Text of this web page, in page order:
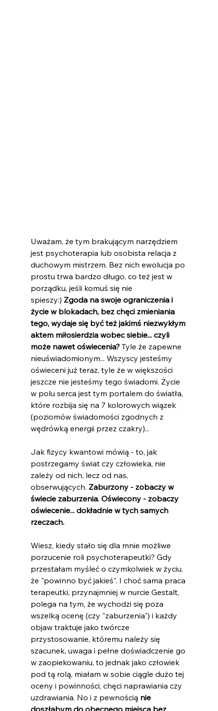
Uważam, że tym brakującym narzędziem
jest psychoterapia lub osobista relacja z
duchowym mistrzem. Bez nich ewolucja po
prostu trwa bardzo długo, co też jest w
porządku, jeśli komuś się nie
spieszy:) Zgoda na swoje ograniczenia i
życie w blokadach, bez chęci zmieniania
tego, wydaje się być też jakimś niezwykłym
aktem miłosierdzia wobec siebie... czyli
może nawet oświecenia? Tyle że zapewne
nieuświadomionym... Wszyscy jesteśmy
oświeceni już teraz, tyle że w większości
jeszcze nie jesteśmy tego świadomi. Życie
w polu serca jest tym portalem do światła,
które rozbija się na 7 kolorowych wiązek
(poziomów świadomości zgodnych z
wędrówką energii przez czakry)...
Jak fizycy kwantowi mówią - to, jak
postrzegamy świat czy człowieka, nie
zależy od nich, lecz od nas,
obserwujących. Zaburzony - zobaczy w
świecie zaburzenia. Oświecony - zobaczy
oświecenie... dokładnie w tych samych
rzeczach.
Wiesz, kiedy stało się dla mnie możliwe
porzucenie roli psychoterapeutki? Gdy
przestałam myśleć o czymkolwiek w życiu,
że "powinno być jakieś". I choć sama praca
terapeutki, przynajmniej w nurcie Gestalt,
polega na tym, że wychodzi się poza
wszelką ocenę (czy "zaburzenia") i każdy
objaw traktuje jako twórcze
przystosowanie, któremu należy się
szacunek, uwaga i pełne doświadczenie go
w zaopiekowaniu, to jednak jako człowiek
pod tą rolą, miałam w sobie ciągle dużo tej
oceny i powinności, chęci naprawiania czy
uzdrawiania. No i z pewnością nie